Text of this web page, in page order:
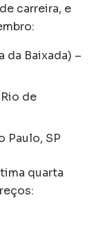
carreira, e
da Baixada) –
de
Paulo, SP
quarta